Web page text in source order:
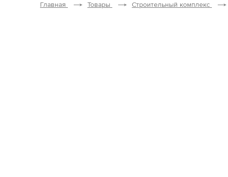
Главная Товары Строительный комплекс